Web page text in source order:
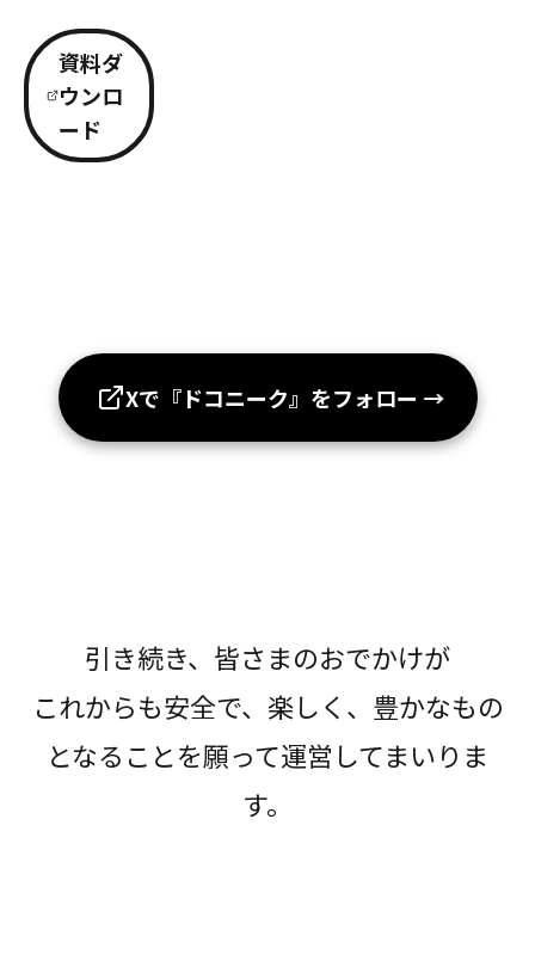
資料ダ
ウンロ
ード
Xで『ドコニーク』をフォロー →
引き続き、皆さまのおでかけが
これからも安全で、楽しく、豊かなもの
となることを願って運営してまいりま
す。